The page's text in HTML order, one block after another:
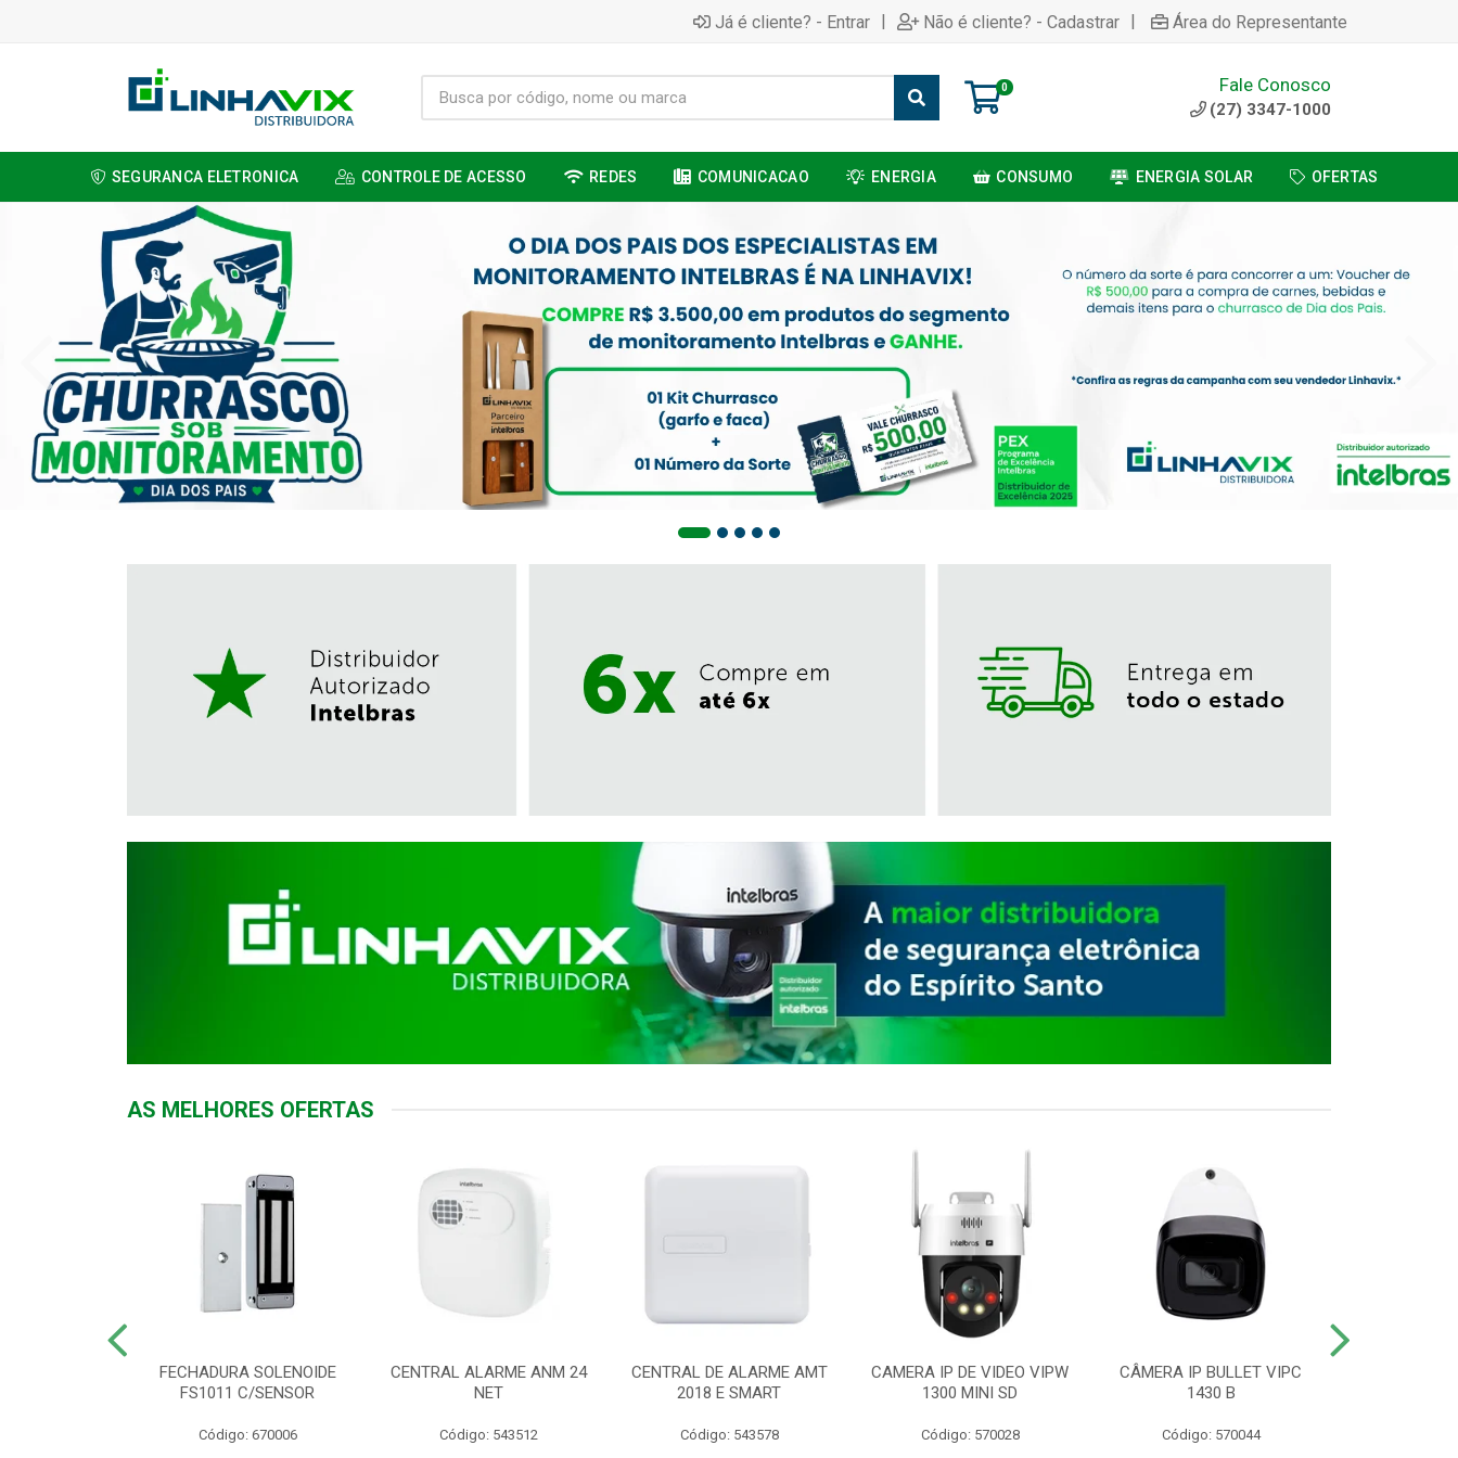
Já é cliente? - Entrar | Não é cliente? - Cadastrar | Área do Representante
0 Fale Conosco
(27) 3347-1000
SEGURANCA ELETRONICA CONTROLE DE ACESSO REDES COMUNICACAO ENERGIA CONSUMO ENERGIA SOLAR OFERTAS
AS MELHORES OFERTAS
FECHADURA SOLENOIDE
FS1011 C/SENSOR
Código: 670006
CENTRAL ALARME ANM 24
NET
Código: 543512
CENTRAL DE ALARME AMT
2018 E SMART
Código: 543578
CAMERA IP DE VIDEO VIPW
1300 MINI SD
Código: 570028
CÂMERA IP BULLET VIPC
1430 B
Código: 570044